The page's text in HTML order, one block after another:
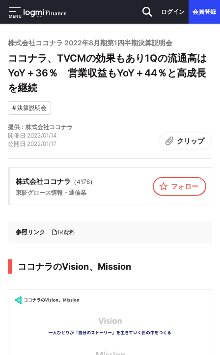
MENU
ログイン 会員登録
株式会社ココナラ 2022年8月期第1四半期決算説明会
ココナラ、TVCMの効果もあり1Qの流通高は
YoY＋36％ 営業収益もYoY＋44％と高成長
を継続
#決算説明会
提供：株式会社ココナラ
開催日 2022/01/14
公開日 2022/01/17 クリップ
株式会社ココナラ （4176）
東証グロース情報・通信業
フォロー
参照リンク IR資料
ココナラのVision、Mission